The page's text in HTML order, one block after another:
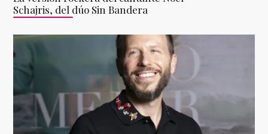
Schajris, del dúo Sin Bandera